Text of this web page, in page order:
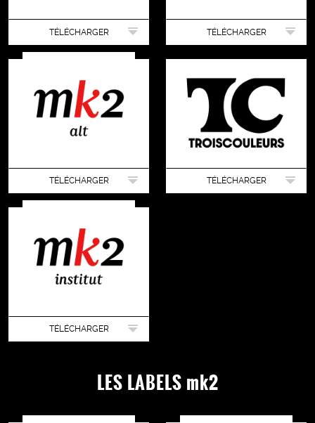
TÉLÉCHARGER TÉLÉCHARGER
TÉLÉCHARGER TÉLÉCHARGER
TÉLÉCHARGER
LES LABELS mk2